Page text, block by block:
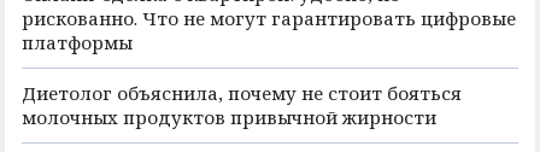
рискованно. Что не могут гарантировать цифровые
платформы
Диетолог объяснила, почему не стоит бояться
молочных продуктов привычной жирности